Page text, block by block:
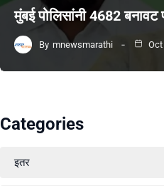
मुंबई पोलिसांनी 4682 बनावट
By mnewsmarathi Oct
Categories
इतर